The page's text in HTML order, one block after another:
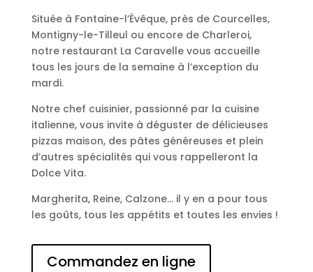
Située à Fontaine-l’Évêque, près de Courcelles,
Montigny-le-Tilleul ou encore de Charleroi,
notre restaurant La Caravelle vous accueille
tous les jours de la semaine à l’exception du
mardi.
Notre chef cuisinier, passionné par la cuisine
italienne, vous invite à déguster de délicieuses
pizzas maison, des pâtes généreuses et plein
d’autres spécialités qui vous rappelleront la
Dolce Vita.
Margherita, Reine, Calzone… il y en a pour tous
les goûts, tous les appétits et toutes les envies !
Commandez en ligne